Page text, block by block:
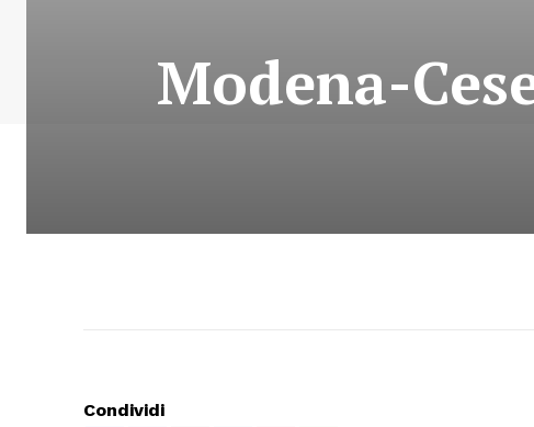
Modena-
Condividi